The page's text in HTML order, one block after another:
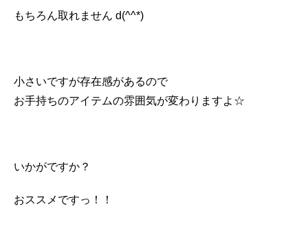
もちろん取れません d(^^*)
小さいですが存在感があるので
お手持ちのアイテムの雰囲気が変わりますよ☆
いかがですか？
おススメですっ！！